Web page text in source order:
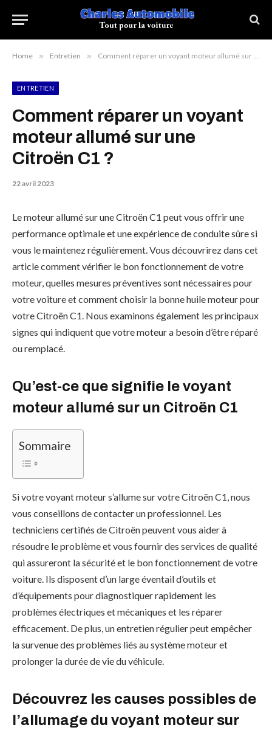
Home » Entretien » Comment réparer un voyant moteur allumé sur une Citroën C1 ?
ENTRETIEN
Comment réparer un voyant
moteur allumé sur une
Citroën C1 ?
22 avril 2023
Le moteur allumé sur une Citroën C1 peut vous offrir une
performance optimale et une expérience de conduite sûre si
vous le maintenez régulièrement. Vous découvrirez dans cet
article comment vérifier le bon fonctionnement de votre
moteur, quelles mesures préventives sont nécessaires pour
votre voiture et comment choisir la bonne huile moteur pour
votre Citroën C1. Nous examinons également les principaux
signes qui indiquent que votre moteur a besoin d’être réparé
ou remplacé.
Qu’est-ce que signifie le voyant
moteur allumé sur un Citroën C1
Sommaire
Si votre voyant moteur s’allume sur votre Citroën C1, nous
vous conseillons de contacter un professionnel. Les
techniciens certifiés de Citroën peuvent vous aider à
résoudre le problème et vous fournir des services de qualité
qui assureront la sécurité et le bon fonctionnement de votre
voiture. Ils disposent d’un large éventail d’outils et
d’équipements pour diagnostiquer rapidement les
problèmes électriques et mécaniques et les réparer
efficacement. De plus, un entretien régulier peut empêcher
la survenue des problèmes liés au système moteur et
prolonger la durée de vie du véhicule.
Découvrez les causes possibles de
l’allumage du voyant moteur sur